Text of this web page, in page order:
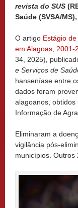
revista do SUS
Saúde (SVSA/
O artigo Estágio
em Alagoas, 2001-
34, 2025)
e Serviços de
hanseníase entre
dados foram
alagoanos,
Informação de
Eliminaram a
vigilância pós-
municípios. Outros